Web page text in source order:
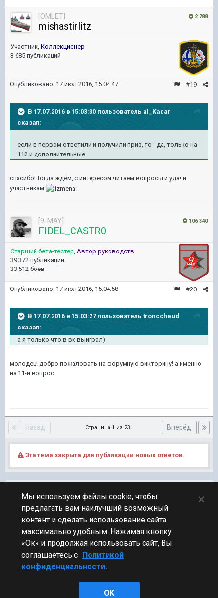
2 788
[OMLET]
mishastirlitz
Участник, Коллекционер
3 685 публикаций
#19
Опубликовано: 17 июл 2016, 15:04:47
В 17.07.2016 в 15:03:30 пользователь al_Kadar
сказал:
если в первом ответили и получили приз, то - да, только на
11й и дополнительные
спасибо! Тогда ждём, с интересом читаем вопросы и удачи
участникам
106 340
[9-MAY]
FIDEL_CASTR0
Старший бета-тестер, Автор руководств
39 372 публикации
33 512 боёв
#20
Опубликовано: 17 июл 2016, 15:04:58
В 17.07.2016 в 15:03:27 пользователь troncchaud
сказал:
а я только что в вк выиграл)
молодец! добро пожаловать на форумную викторину! а именно
на 11-й вопрос
Назад Вперёд
Страница 1 из 23
Эта тема закрыта для публикации новых ответов.
ПЕРЕЙТИ К СПИСКУ ТЕМ
Турнирный клуб
Стиль
Мы используем файлы cookie, чтобы
предлагать вам наилучший возможный
контент и сделать использование сайта
максимально удобным. Нажимая кнопку
«Ок» и продолжая использовать сайт, Вы
соглашаетесь с Политикой
конфиденциальности.
OK
×